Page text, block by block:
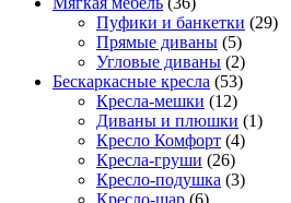
Пуфики и банкетки (29)
Прямые диваны (5)
Угловые диваны (2)
Бескаркасные кресла (53)
Кресла-мешки (12)
Диваны и плюшки (1)
Кресло Комфорт (4)
Кресла-груши (26)
Кресло-подушка (3)